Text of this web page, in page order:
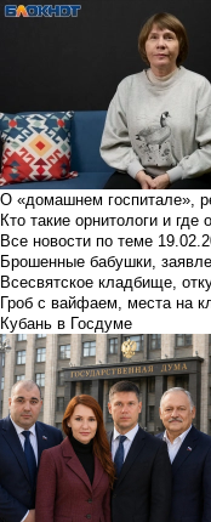
О «домашнем госпитале»,
Кто такие орнитологи и где
Все новости по теме
Брошенные бабушки,
Всесвятское кладбище,
Гроб с вайфаем, места на
Кубань в Госдуме